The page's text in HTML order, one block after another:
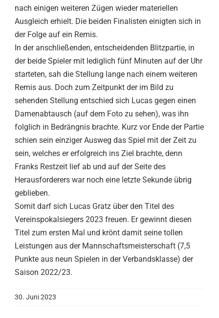
nach einigen weiteren Zügen wieder materiellen
Ausgleich erhielt. Die beiden Finalisten einigten sich in
der Folge auf ein Remis.
In der anschließenden, entscheidenden Blitzpartie, in
der beide Spieler mit lediglich fünf Minuten auf der Uhr
starteten, sah die Stellung lange nach einem weiteren
Remis aus. Doch zum Zeitpunkt der im Bild zu
sehenden Stellung entschied sich Lucas gegen einen
Damenabtausch (auf dem Foto zu sehen), was ihn
folglich in Bedrängnis brachte. Kurz vor Ende der Partie
schien sein einziger Ausweg das Spiel mit der Zeit zu
sein, welches er erfolgreich ins Ziel brachte, denn
Franks Restzeit lief ab und auf der Seite des
Herausforderers war noch eine letzte Sekunde übrig
geblieben.
Somit darf sich Lucas Gratz über den Titel des
Vereinspokalsiegers 2023 freuen. Er gewinnt diesen
Titel zum ersten Mal und krönt damit seine tollen
Leistungen aus der Mannschaftsmeisterschaft (7,5
Punkte aus neun Spielen in der Verbandsklasse) der
Saison 2022/23.
30. Juni 2023